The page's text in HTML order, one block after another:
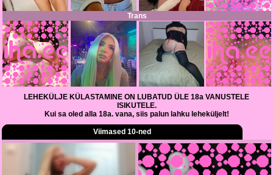
Trans
LEHEKÜLJE KÜLASTAMINE ON LUBATUD ÜLE 18a VANUSTELE
ISIKUTELE.
Kui sa oled alla 18a. vana, siis palun lahku leheküljelt!
Viimased 10-ned